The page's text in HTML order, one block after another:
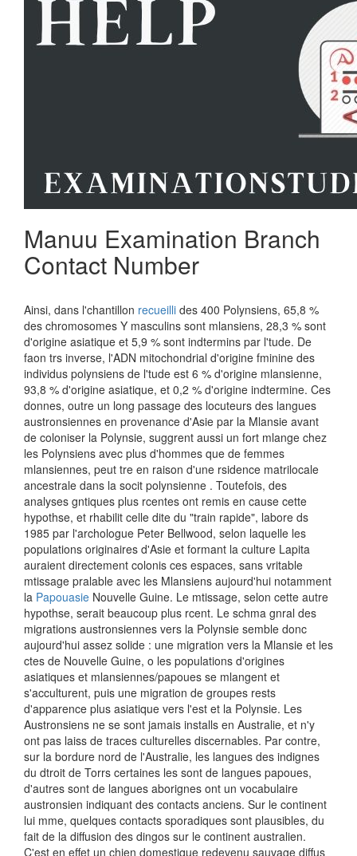
Manuu Examination Branch
Contact Number
Ainsi, dans l'chantillon recueilli des 400 Polynsiens, 65,8 %
des chromosomes Y masculins sont mlansiens, 28,3 % sont
d'origine asiatique et 5,9 % sont indtermins par l'tude. De
faon trs inverse, l'ADN mitochondrial d'origine fminine des
individus polynsiens de l'tude est 6 % d'origine mlansienne,
93,8 % d'origine asiatique, et 0,2 % d'origine indtermine. Ces
donnes, outre un long passage des locuteurs des langues
austronsiennes en provenance d'Asie par la Mlansie avant
de coloniser la Polynsie, suggrent aussi un fort mlange chez
les Polynsiens avec plus d'hommes que de femmes
mlansiennes, peut tre en raison d'une rsidence matrilocale
ancestrale dans la socit polynsienne . Toutefois, des
analyses gntiques plus rcentes ont remis en cause cette
hypothse, et rhabilit celle dite du "train rapide", labore ds
1985 par l'archologue Peter Bellwood, selon laquelle les
populations originaires d'Asie et formant la culture Lapita
auraient directement colonis ces espaces, sans vritable
mtissage pralable avec les Mlansiens aujourd'hui notamment
la Papouasie Nouvelle Guine. Le mtissage, selon cette autre
hypothse, serait beaucoup plus rcent. Le schma gnral des
migrations austronsiennes vers la Polynsie semble donc
aujourd'hui assez solide : une migration vers la Mlansie et les
ctes de Nouvelle Guine, o les populations d'origines
asiatiques et mlansiennes/papoues se mlangent et
s'acculturent, puis une migration de groupes rests
d'apparence plus asiatique vers l'est et la Polynsie. Les
Austronsiens ne se sont jamais installs en Australie, et n'y
ont pas laiss de traces culturelles discernables. Par contre,
sur la bordure nord de l'Australie, les langues des indignes
du dtroit de Torrs certaines les sont de langues papoues,
d'autres sont de langues aborignes ont un vocabulaire
austronsien indiquant des contacts anciens. Sur le continent
lui mme, quelques contacts sporadiques sont plausibles, du
fait de la diffusion des dingos sur le continent australien.
C'est en effet un chien domestique redevenu sauvage diffus